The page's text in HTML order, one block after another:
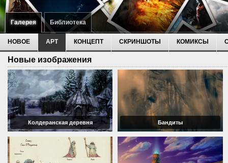
Галерея Библиотека
НОВОЕ АРТ КОНЦЕПТ СКРИНШОТЫ КОМИКСЫ
Новые изображения
Колдеранская деревня Бандиты